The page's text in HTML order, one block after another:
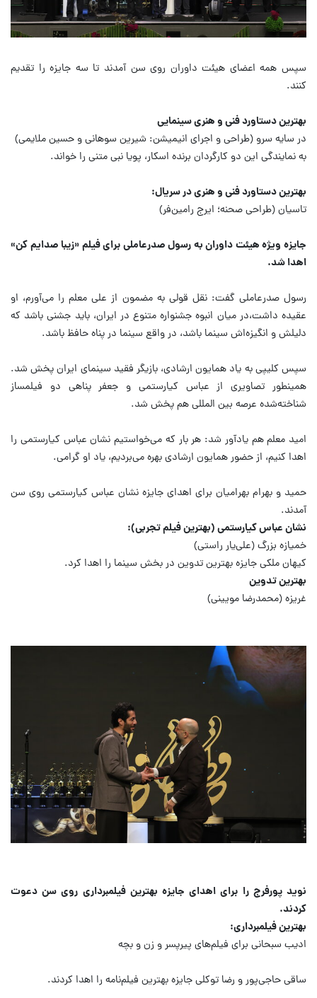
سپس همه اعضای هیئت داوران روی سن آمدند تا سه جایزه را تقدیم
کنند.
بهترین دستاورد فنی و هنری سینمایی
در سایه سرو (طراحی و اجرای انیمیشن: شیرین سوهانی و حسین ملایمی)
به نمایندگی این دو کارگردان برنده اسکار، پویا نبی متنی را خواند.
بهترین دستاورد فنی و هنری در سریال:
تاسیان (طراحی صحنه؛ ایرج رامین‌فر)
جایزه ویژه هیئت داوران به رسول صدرعاملی برای فیلم «زیبا صدایم کن»
اهدا شد.
رسول صدرعاملی گفت: نقل قولی به مضمون از علی معلم را می‌آورم، او
عقیده داشت،در میان انبوه جشنواره متنوع در ایران، باید جشنی باشد که
دلیلش و انگیزه‌اش سینما باشد، در واقع سینما در پناه حافظ باشد.
سپس کلیپی به یاد همایون ارشادی، بازیگر فقید سینمای ایران پخش شد.
همینطور تصاویری از عباس کیارستمی و جعفر پناهی دو فیلمساز
شناخته‌شده عرصه بین المللی هم پخش شد.
امید معلم هم یادآور شد: هر بار که می‌خواستیم نشان عباس کیارستمی را
اهدا کنیم، از حضور همایون ارشادی بهره می‌بردیم، یاد او گرامی.
حمید و بهرام بهرامیان برای اهدای جایزه نشان عباس کیارستمی روی سن
آمدند.
نشان عباس کیارستمی (بهترین فیلم تجربی):
خمیازه بزرگ (علی‌یار راستی)
کیهان ملکی جایزه بهترین تدوین در بخش سینما را اهدا کرد.
بهترین تدوین
غریزه (محمدرضا مویینی)
نوید پورفرج را برای اهدای جایزه بهترین فیلمبرداری روی سن دعوت
کردند.
بهترین فیلمبرداری:
ادیب سبحانی برای فیلم‌های پیرپسر و زن و بچه
ساقی حاجی‌پور و رضا توکلی جایزه بهترین فیلم‌نامه را اهدا کردند.